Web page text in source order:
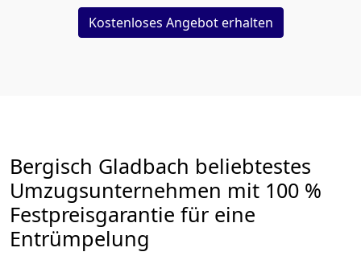
Kostenloses Angebot erhalten
Bergisch Gladbach beliebtestes
Umzugsunternehmen mit 100 %
Festpreisgarantie für eine
Entrümpelung